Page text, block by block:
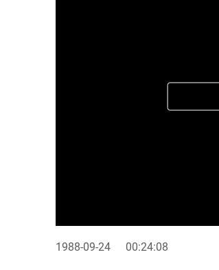
1988-09-24 00:24:08